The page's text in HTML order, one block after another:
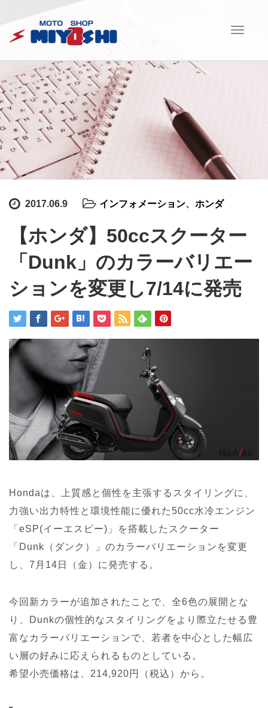
T
a
2017.06.9 インフォメーション、 ホンダ
【ホンダ】50ccスクーター
「Dunk」のカラーバリエー
ションを変更し7/14に発売
Hondaは、上質感と個性を主張するスタイリングに、
力強い出力特性と環境性能に優れた50cc水冷エンジン
「eSP(イーエスピー)」を搭載したスクーター
「Dunk（ダンク）」のカラーバリエーションを変更
し、7月14日（金）に発売する。
今回新カラーが追加されたことで、全6色の展開とな
り、Dunkの個性的なスタイリングをより際立たせる豊
富なカラーバリエーションで、若者を中心とした幅広
い層の好みに応えられるものとしている。
希望小売価格は、214,920円（税込）から。